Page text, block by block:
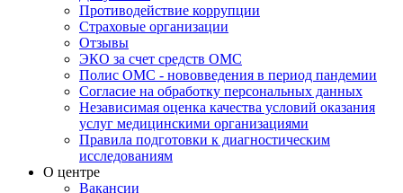
Противодействие коррупции
Страховые организации
Отзывы
ЭКО за счет средств ОМС
Полис ОМС - нововведения в период пандемии
Согласие на обработку персональных данных
Независимая оценка качества условий оказания
услуг медицинскими организациями
Правила подготовки к диагностическим
исследованиям
О центре
Вакансии